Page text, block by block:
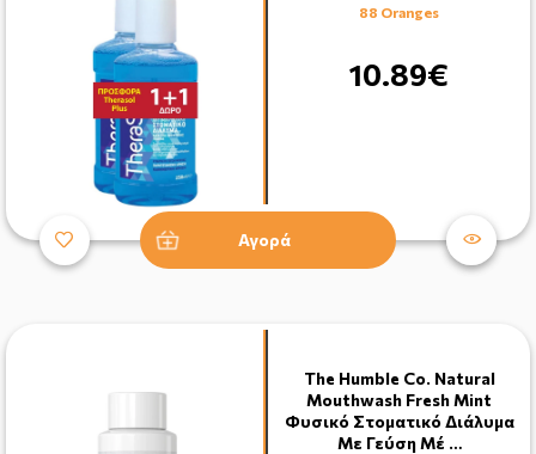
88 Oranges
10.89€
Αγορά
The Humble Co. Natural
Mouthwash Fresh Mint
Φυσικό Στοματικό Διάλυμα
Mε Γεύση Μέ …